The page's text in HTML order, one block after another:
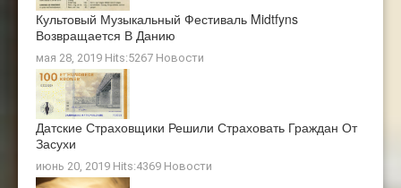
Культовый Музыкальный Фестиваль Midtfyns
Возвращается В Данию
мая 28, 2019 Hits:5267 Новости
Датские Страховщики Решили Страховать Граждан От
Засухи
июнь 20, 2019 Hits:4369 Новости